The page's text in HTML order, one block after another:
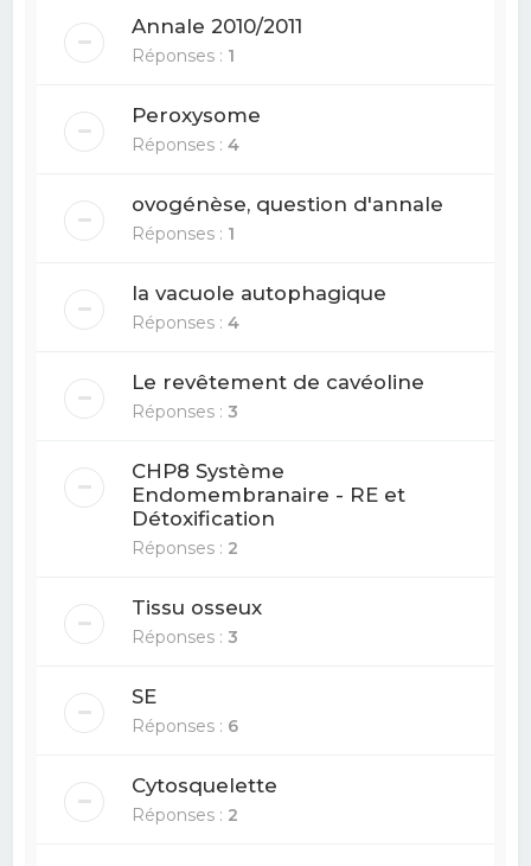
Annale 2010/2011
Réponses : 1
Peroxysome
Réponses :4
ovogénèse, question d'annale
Réponses : 1
la vacuole autophagique
Réponses :4
Le revêtement de cavéoline
Réponses :3
CHP8 Système
Endomembranaire - RE et
Détoxification
Réponses : 2
Tissu osseux
Réponses :3
SE
Réponses : 6
Cytosquelette
Réponses : 2